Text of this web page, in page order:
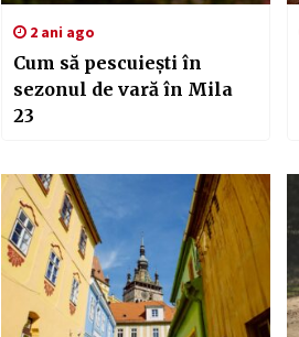
2 ani ago
Cum să pescuiești în
sezonul de vară în Mila
23